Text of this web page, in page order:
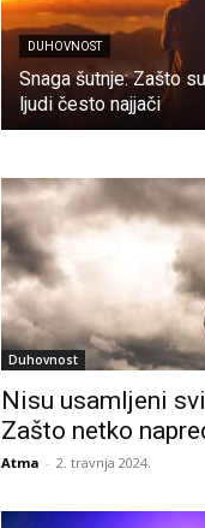
DUHOVNOST
Snaga šutnje: Zašto
ljudi često najjači
Duhovnost
Nisu usamljeni
Zašto netko
Atma - 2. travnja 2024.